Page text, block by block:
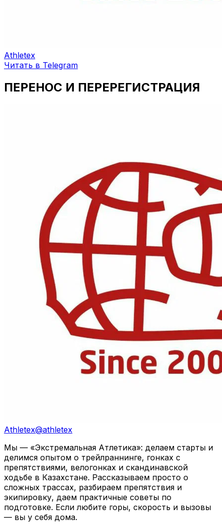
Athletex
Читать в Telegram
ПЕРЕНОС И ПЕРЕРЕГИСТРАЦИЯ
Athletex@athletex
Мы — «Экстремальная Атлетика»: делаем старты и
делимся опытом о трейлраннинге, гонках с
препятствиями, велогонках и скандинавской
ходьбе в Казахстане. Рассказываем просто о
сложных трассах, разбираем препятствия и
экипировку, даем практичные советы по
подготовке. Если любите горы, скорость и вызовы
— вы у себя дома.